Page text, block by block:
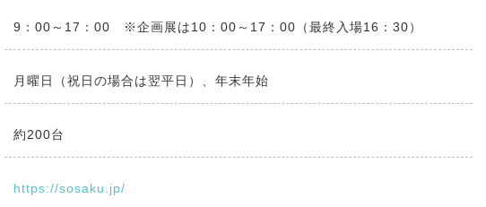
9：00～17：00 ※企画展は10：00～17：00（最終入場16：30）
月曜日（祝日の場合は翌平日）、年末年始
約200台
https://sosaku.jp/